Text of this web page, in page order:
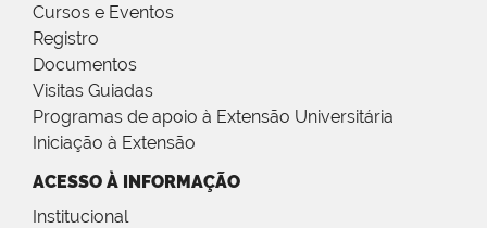
Cursos e Eventos
Registro
Documentos
Visitas Guiadas
Programas de apoio à Extensão Universitária
Iniciação à Extensão
ACESSO À INFORMAÇÃO
Institucional